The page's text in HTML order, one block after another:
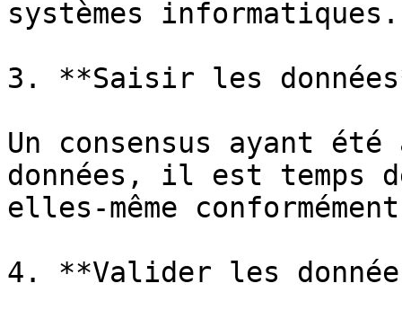
systèmes informatiques.
3. **Saisir les
Un consensus ayant
données, il est temps
elles-même
4. **Valider les